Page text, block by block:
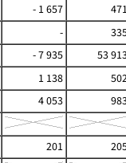
- 1 657
-
- 7 935 53
1 138
4 053
201